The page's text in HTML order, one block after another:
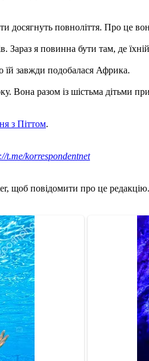
досягнуть повноліття. Про це
Зараз я повинна бути там, де
їй завжди подобалася Африка.
Вона разом із шістьма дітьми
з Піттом.
t.me/korrespondentnet
щоб повідомити про це редакцію.